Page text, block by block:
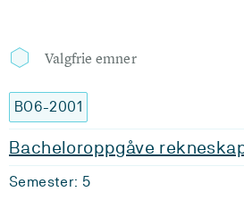
Valgfrie emner
BO6-2001
Bacheloroppgåve
Semester: 5